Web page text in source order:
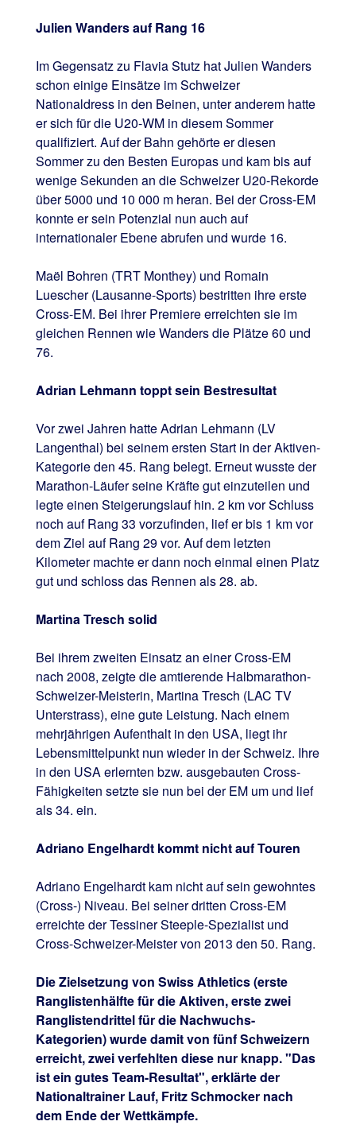
Julien Wanders auf Rang 16
Im Gegensatz zu Flavia Stutz hat Julien Wanders
schon einige Einsätze im Schweizer
Nationaldress in den Beinen, unter anderem hatte
er sich für die U20-WM in diesem Sommer
qualifiziert. Auf der Bahn gehörte er diesen
Sommer zu den Besten Europas und kam bis auf
wenige Sekunden an die Schweizer U20-Rekorde
über 5000 und 10 000 m heran. Bei der Cross-EM
konnte er sein Potenzial nun auch auf
internationaler Ebene abrufen und wurde 16.
Maël Bohren (TRT Monthey) und Romain
Luescher (Lausanne-Sports) bestritten ihre erste
Cross-EM. Bei ihrer Premiere erreichten sie im
gleichen Rennen wie Wanders die Plätze 60 und
76.
Adrian Lehmann toppt sein Bestresultat
Vor zwei Jahren hatte Adrian Lehmann (LV
Langenthal) bei seinem ersten Start in der Aktiven-
Kategorie den 45. Rang belegt. Erneut wusste der
Marathon-Läufer seine Kräfte gut einzuteilen und
legte einen Steigerungslauf hin. 2 km vor Schluss
noch auf Rang 33 vorzufinden, lief er bis 1 km vor
dem Ziel auf Rang 29 vor. Auf dem letzten
Kilometer machte er dann noch einmal einen Platz
gut und schloss das Rennen als 28. ab.
Martina Tresch solid
Bei ihrem zweiten Einsatz an einer Cross-EM
nach 2008, zeigte die amtierende Halbmarathon-
Schweizer-Meisterin, Martina Tresch (LAC TV
Unterstrass), eine gute Leistung. Nach einem
mehrjährigen Aufenthalt in den USA, liegt ihr
Lebensmittelpunkt nun wieder in der Schweiz. Ihre
in den USA erlernten bzw. ausgebauten Cross-
Fähigkeiten setzte sie nun bei der EM um und lief
als 34. ein.
Adriano Engelhardt kommt nicht auf Touren
Adriano Engelhardt kam nicht auf sein gewohntes
(Cross-) Niveau. Bei seiner dritten Cross-EM
erreichte der Tessiner Steeple-Spezialist und
Cross-Schweizer-Meister von 2013 den 50. Rang.
Die Zielsetzung von Swiss Athletics (erste
Ranglistenhälfte für die Aktiven, erste zwei
Ranglistendrittel für die Nachwuchs-
Kategorien) wurde damit von fünf Schweizern
erreicht, zwei verfehlten diese nur knapp. "Das
ist ein gutes Team-Resultat", erklärte der
Nationaltrainer Lauf, Fritz Schmocker nach
dem Ende der Wettkämpfe.